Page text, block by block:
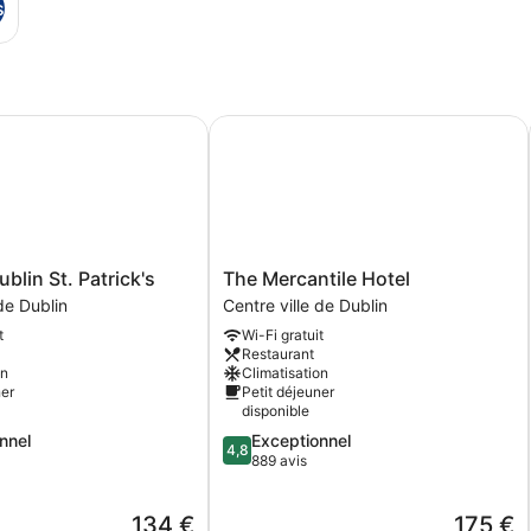
St. Patrick's
Dublin
Le
134 €
St. Patrick's
The
Mercantile
Hotel
Centre
ville
de
Dublin
The Mercantile Hotel
Centre ville de Dublin
Wi-Fi gratuit
Restaurant
Climatisation
Petit déjeuner
disponible
4.8
sur
4,8 Exceptionnel
889 avis
Le
175 €
The Mercantile Hotel